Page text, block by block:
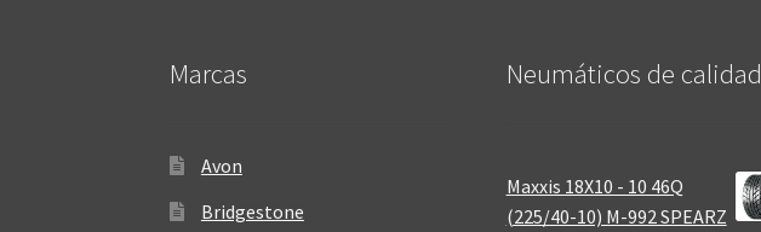
Marcas
Avon
Bridgestone
Neumáticos de calidad‎
Maxxis 18X10 - 10 46Q
(225/40-10) M-992 SPEARZ